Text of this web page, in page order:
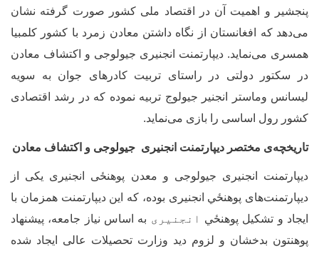
و اهمیت آن در اقتصاد ملی کشور صورت گرفته نشان
که افغانستان از نگاه داشتن معادن زمرد با کشور کلمبیا
مینماید. دیپارتمنت انجنیری جیولوجی و اکتشاف معادن
سکتور دولتی در راستای تربیت کادرهای جوان به سویه
وماستر انجنیر جیولوج تربیه نموده که در رشد اقتصادی
رول اساسی را بازی مینماید.
مختصر دیپارتمنت انجنیری جیولوجی و اکتشاف معادن
انجنیری جیولوجی و معدن پوهنځی انجنیری یکی از
پوهنځي انجنیری بوده، که این دیپارتمنت همزمان با
و تشکیل پوهنځيانجنیری به اساس نیاز جامعه، پیشنهاد
بدخشان و لزوم دید وزارت تحصیلات عالی ایجاد شده